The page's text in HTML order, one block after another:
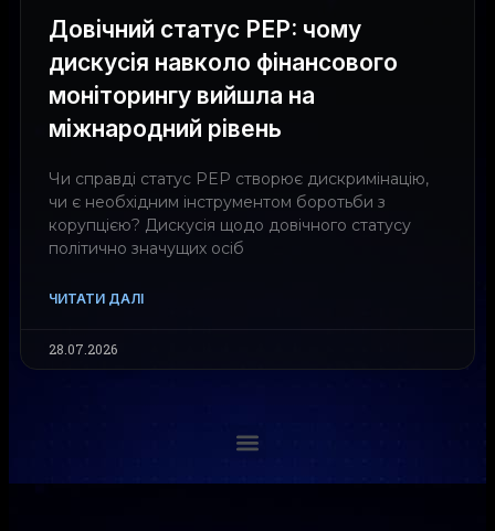
Довічний статус PEP: чому
дискусія навколо фінансового
моніторингу вийшла на
міжнародний рівень
Чи справді статус PEP створює дискримінацію,
чи є необхідним інструментом боротьби з
корупцією? Дискусія щодо довічного статусу
політично значущих осіб
ЧИТАТИ ДАЛІ
28.07.2026